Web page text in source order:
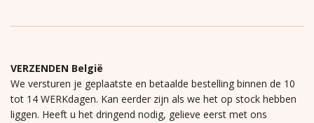
VERZENDEN België
We versturen je geplaatste en betaalde bestelling binnen de 10
tot 14 WERKdagen. Kan eerder zijn als we het op stock hebben
liggen. Heeft u het dringend nodig, gelieve eerst met ons